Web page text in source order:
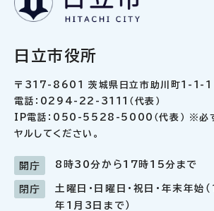
日立市役所
〒317-8601 茨城県日立市助川町1-1-1
電話：0294-22-3111（代表）
IP電話：050-5528-5000（代表） ※必ず
ヤルしてください。
開庁 8時30分から17時15分まで
閉庁
土曜日・日曜日・祝日・年末年
年1月3日まで）